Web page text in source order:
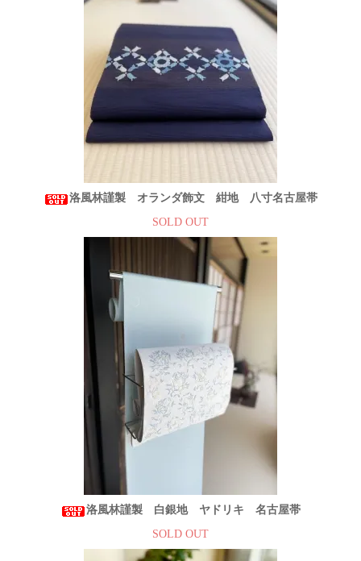
洛風林謹製 オランダ飾文 紺地 八寸名古屋帯
SOLD OUT
洛風林謹製 白銀地 ヤドリキ 名古屋帯
SOLD OUT